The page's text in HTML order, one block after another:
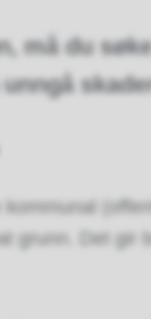
må du
grunn. Det gir